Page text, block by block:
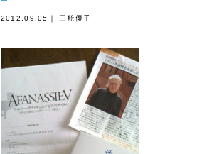
2012.09.05｜ 三舩優子